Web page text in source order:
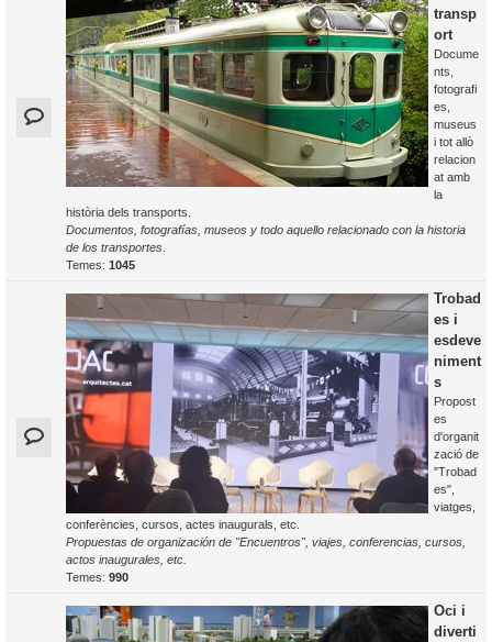
transp
ort
Docume
nts,
fotografi
es,
museus
i tot allò
relacion
at amb
la
història dels transports.
Documentos, fotografías, museos y todo aquello relacionado con la historia
de los transportes
Temes: 1045
Trobad
es i
esdeve
niment
s
Propost
es
d'organit
zació de
"Trobad
es",
viatges,
conferències, cursos, actes inaugurals, etc.
Propuestas de organización de "Encuentros", viajes, conferencias, cursos,
actos inaugurales, etc.
Temes: 990
Oci i
diverti